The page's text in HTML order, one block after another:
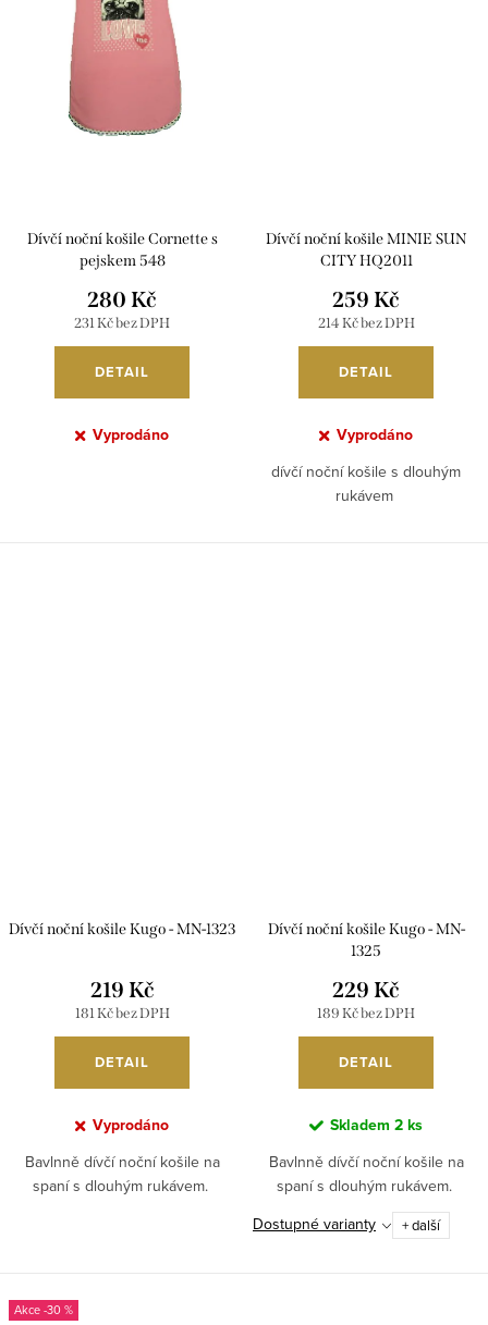
Dívčí noční košile Cornette s
pejskem 548
231 Kč bez DPH
280 Kč
DETAIL
Vyprodáno
Dívčí noční košile MINIE SUN
CITY HQ2011
214 Kč bez DPH
259 Kč
DETAIL
Vyprodáno
dívčí noční košile s dlouhým
rukávem
Dívčí noční košile Kugo - MN-1323
181 Kč bez DPH
219 Kč
DETAIL
Vyprodáno
Bavlnně dívčí noční košile na
spaní s dlouhým rukávem.
Dívčí noční košile Kugo - MN-
1325
189 Kč bez DPH
229 Kč
DETAIL
Skladem 2 ks
Bavlnně dívčí noční košile na
spaní s dlouhým rukávem.
Dostupné varianty
+ další
-30 %